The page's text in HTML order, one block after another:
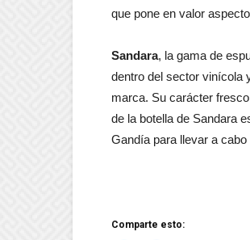
que pone en valor
Sandara, la gama de
dentro del sector vinícola
marca. Su carácter
de la botella de Sandara
Gandía para llevar a cabo
Comparte esto: